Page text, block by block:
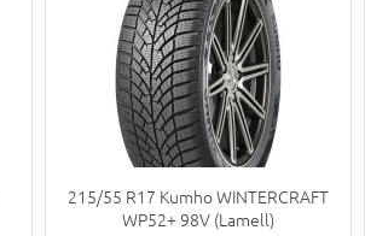
215/55 R17 Kumho WINTERCRAFT
WP52+ 98V (Lamell)